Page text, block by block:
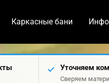
Каркасные бани
Уточняем
Сверяем